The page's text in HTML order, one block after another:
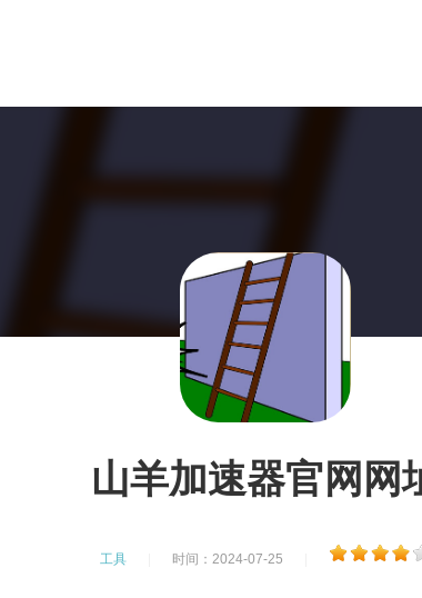
山羊加速器官网网
工具 时间：2024-07-25